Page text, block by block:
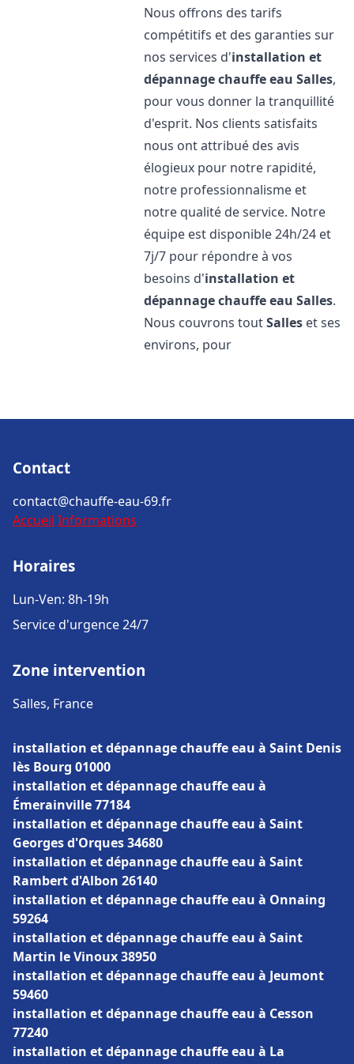
Nous offrons des tarifs
compétitifs et des garanties sur
nos services d'installation et
dépannage chauffe eau Salles,
pour vous donner la tranquillité
d'esprit. Nos clients satisfaits
nous ont attribué des avis
élogieux pour notre rapidité,
notre professionnalisme et
notre qualité de service. Notre
équipe est disponible 24h/24 et
7j/7 pour répondre à vos
besoins d'installation et
dépannage chauffe eau Salles.
Nous couvrons toutSalles et ses
environs, pour
Contact
contact@chauffe-eau-69.fr
Accueil Informations
Horaires
Lun-Ven: 8h-19h
Service d'urgence 24/7
Zone intervention
Salles, France
installation et dépannage chauffe eau à Saint Denis
lès Bourg 01000
installation et dépannage chauffe eau à
Émerainville 77184
installation et dépannage chauffe eau à Saint
Georges d'Orques 34680
installation et dépannage chauffe eau à Saint
Rambert d'Albon 26140
installation et dépannage chauffe eau à Onnaing
59264
installation et dépannage chauffe eau à Saint
Martin le Vinoux 38950
installation et dépannage chauffe eau à Jeumont
59460
installation et dépannage chauffe eau à Cesson
77240
installation et dépannage chauffe eau à La